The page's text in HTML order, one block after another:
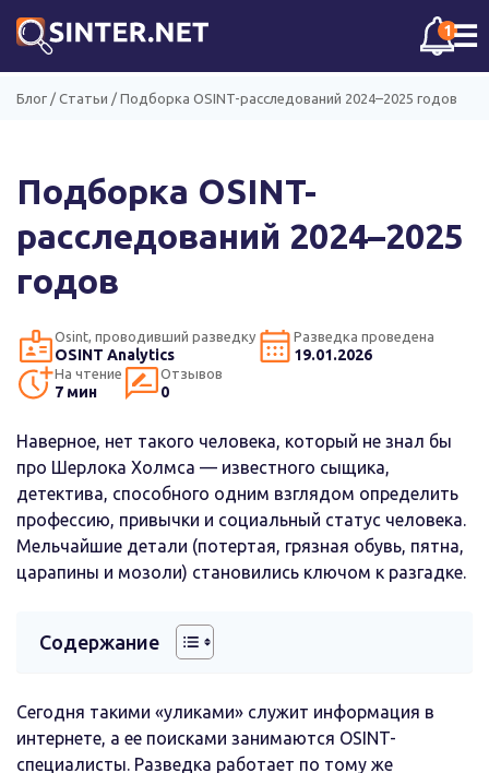
1☰
Блог / Статьи / Подборка OSINT-расследований 2024–2025 годов
Подборка OSINT-
расследований 2024–2025
годов
Osint, проводивший разведку
OSINT Analytics
Разведка проведена
19.01.2026
На чтение
7 мин
Отзывов
0
Наверное, нет такого человека, который не знал бы
про Шерлока Холмса — известного сыщика,
детектива, способного одним взглядом определить
профессию, привычки и социальный статус человека.
Мельчайшие детали (потертая, грязная обувь, пятна,
царапины и мозоли) становились ключом к разгадке.
Содержание
Сегодня такими «уликами» служит информация в
интернете, а ее поисками занимаются OSINT-
специалисты. Разведка работает по тому же